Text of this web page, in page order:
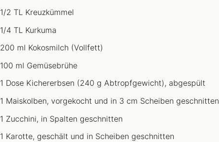
1/2 TL Kreuzkümmel
1/4 TL Kurkuma
200 ml Kokosmilch (Vollfett)
100 ml Gemüsebrühe
1 Dose Kichererbsen (240 g Abtropfgewicht), abgespült
1 Maiskolben, vorgekocht und in 3 cm Scheiben geschnitten
1 Zucchini, in Spalten geschnitten
1 Karotte, geschält und in Scheiben geschnitten